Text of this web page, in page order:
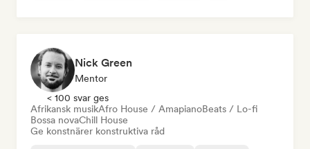
Nick Green
Mentor
< 100 svar ges
Afrikansk musikAfro House / AmapianoBeats / Lo-fi
Bossa novaChill House
Ge konstnärer konstruktiva råd